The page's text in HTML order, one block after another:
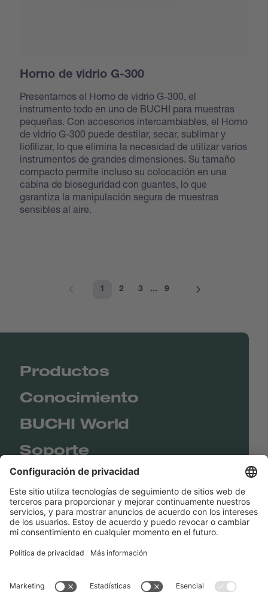
Horno de vidrio G-300
Presentamos el Horno de vidrio G-300, el
instrumento todo en uno de BUCHI para muestras
pequeñas. Con accesorios intercambiables, el Horno
de vidrio G-300 puede destilar, secar, sublimar y
liofilizar, lo que elimina la necesidad de utilizar varios
instrumentos de grandes dimensiones. Su tamaño
compacto permite incluso su colocación en una
cabina de bioseguridad con guantes, lo que
garantiza la manipulación segura de muestras
sensibles al aire.
1 2 3 ... 9
Productos
Conocimiento
BUCHI World
Soporte
Shop
Contact us
BUCHI Worldwide